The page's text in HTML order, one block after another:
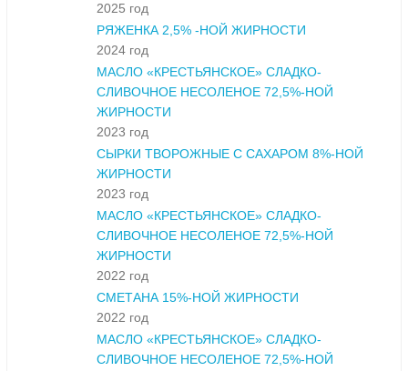
2025 год
РЯЖЕНКА 2,5% -НОЙ ЖИРНОСТИ
2024 год
МАСЛО «КРЕСТЬЯНСКОЕ» СЛАДКО-
СЛИВОЧНОЕ НЕСОЛЕНОЕ 72,5%-НОЙ
ЖИРНОСТИ
2023 год
СЫРКИ ТВОРОЖНЫЕ С САХАРОМ 8%-НОЙ
ЖИРНОСТИ
2023 год
МАСЛО «КРЕСТЬЯНСКОЕ» СЛАДКО-
СЛИВОЧНОЕ НЕСОЛЕНОЕ 72,5%-НОЙ
ЖИРНОСТИ
2022 год
СМЕТАНА 15%-НОЙ ЖИРНОСТИ
2022 год
МАСЛО «КРЕСТЬЯНСКОЕ» СЛАДКО-
СЛИВОЧНОЕ НЕСОЛЕНОЕ 72,5%-НОЙ